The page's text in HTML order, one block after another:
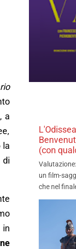
a
la
di
(con
un film-
che nel